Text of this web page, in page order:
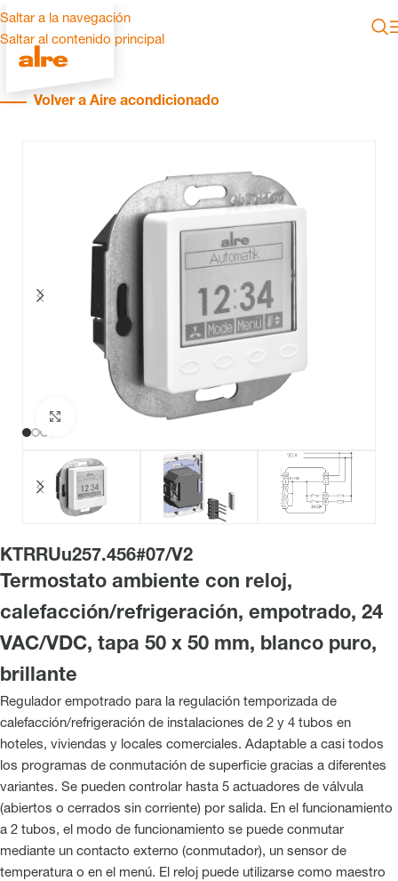
Saltar a la navegación
Saltar al contenido principal
Volver a Aire acondicionado
KTRRUu257.456#07/V2
Termostato ambiente con reloj,
calefacción/refrigeración, empotrado, 24
VAC/VDC, tapa 50 x 50 mm, blanco puro,
brillante
Regulador empotrado para la regulación temporizada de
calefacción/refrigeración de instalaciones de 2 y 4 tubos en
hoteles, viviendas y locales comerciales. Adaptable a casi todos
los programas de conmutación de superficie gracias a diferentes
variantes. Se pueden controlar hasta 5 actuadores de válvula
(abiertos o cerrados sin corriente) por salida. En el funcionamiento
a 2 tubos, el modo de funcionamiento se puede conmutar
mediante un contacto externo (conmutador), un sensor de
temperatura o en el menú. El reloj puede utilizarse como maestro
Haga clic para ampliar